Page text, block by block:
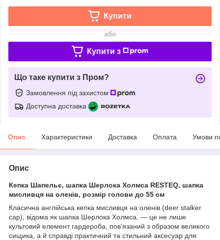
Купити
або
Купити з
Що таке купити з Пром?
Замовлення під захистом
Доступна доставка
Опис Характеристики Доставка Оплата Умови
Опис
Кепка Шапельє, шапка Шерлока Холмса RESTEQ, шапка
мисливця на оленів, розмір голови до 55 см
Класична англійська кепка мисливця на оленів (deer stalker
cap), відома як шапка Шерлока Холмса, — це не лише
культовий елемент гардероба, пов’язаний з образом великого
сищика, а й справді практичний та стильний аксесуар для